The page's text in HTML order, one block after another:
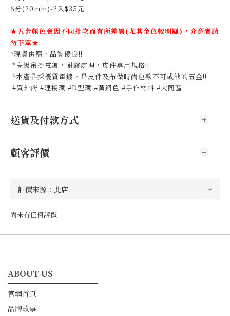
6分(20mm)-2入$35元
★五金顏色會因不同批次而有所差異(尤其金色較明顯)，介意者請
勿下單★
*現貨供應，品質優良!!
*高級吊掛電鍍，耐酸處理，皮件專用規格!!
*本產品採優質電鍍，是皮件及布做時尚包款不可或缺的五金!!
#買外府 #連接環 #D型環 #黃銅色 #手作材料 #大同區
送貨及付款方式
顧客評價
尚未有任何評價
ABOUT US
━━━━━━━━━━━
官網首頁
品牌故事